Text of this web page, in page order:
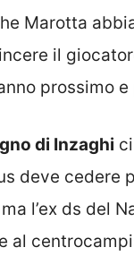
Marotta
il
prossimo
di Inzaghi
deve
l’ex ds del
al